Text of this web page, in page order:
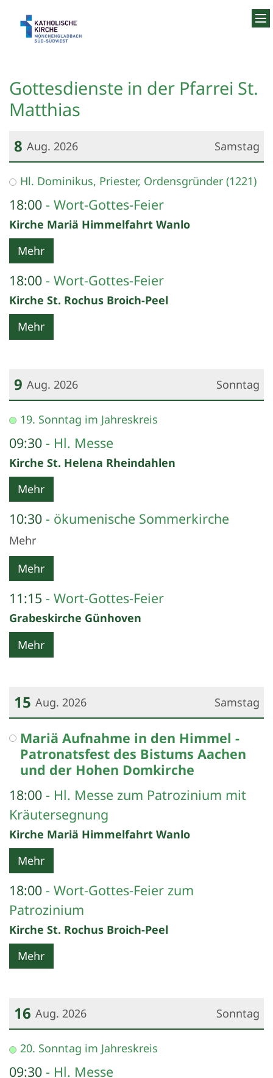
Gottesdienste in der Pfarrei St.
Matthias
Samstag
8 Aug. 2026
Datum: 8. August 2026
Hl. Dominikus, Priester, Ordensgründer (1221)
18:00 Wort-Gottes-Feier
Kirche Mariä Himmelfahrt Wanlo
Mehr
18:00 Wort-Gottes-Feier
Kirche St. Rochus Broich-Peel
Mehr
Sonntag
9 Aug. 2026
Datum: 9. August 2026
19. Sonntag im Jahreskreis
09:30 Hl. Messe
Kirche St. Helena Rheindahlen
Mehr
10:30 ökumenische Sommerkirche
Mehr
Mehr
11:15 Wort-Gottes-Feier
Grabeskirche Günhoven
Mehr
Samstag
15 Aug. 2026
Datum: 15. August 2026
Mariä Aufnahme in den Himmel -
Patronatsfest des Bistums Aachen
und der Hohen Domkirche
18:00
Hl. Messe zum Patrozinium mit
Kräutersegnung
Kirche Mariä Himmelfahrt Wanlo
Mehr
18:00
Wort-Gottes-Feier zum
Patrozinium
Kirche St. Rochus Broich-Peel
Mehr
Sonntag
16 Aug. 2026
Datum: 16. August 2026
20. Sonntag im Jahreskreis
09:30 Hl. Messe